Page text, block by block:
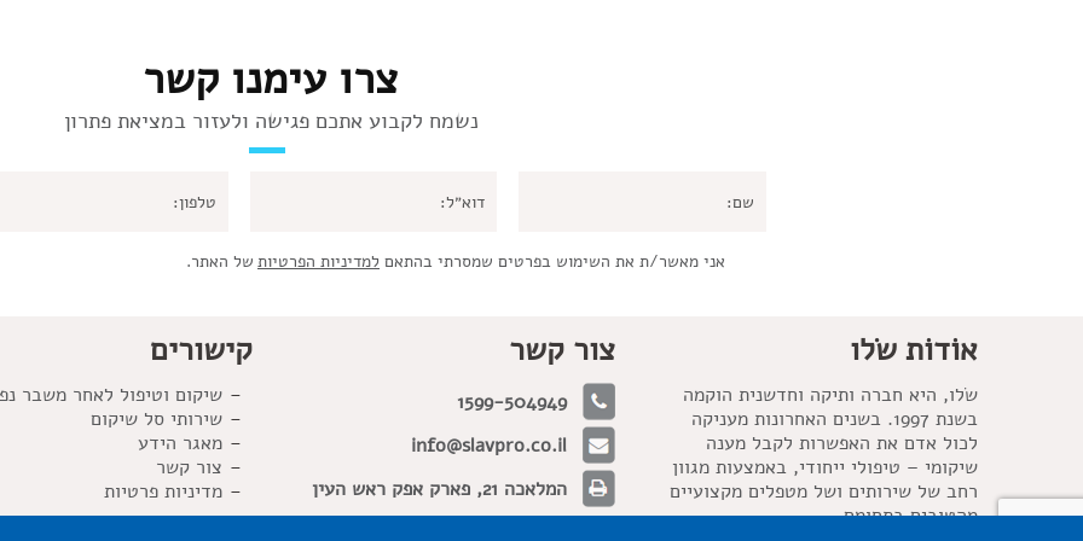
צרו עימנו קשר
נשמח לקבוע אתכם פגישה ולעזור במציאת פתרון
אני מאשר/ת את השימוש בפרטים שמסרתי בהתאם למדיניות הפרטיות של האתר.
אוֹדוֹת שׂלו
שׂלו, היא חברה ותיקה וחדשנית הוקמה
בשנת 1997. בשנים האחרונות מעניקה
לכול אדם את האפשרות לקבל מענה
שיקומי – טיפולי ייחודי, באמצעות מגוון
רחב של שירותים ושל מטפלים מקצועיים
מהטובים בתחומם.
צור קשר
1599-504949
info@slavpro.co.il
המלאכה 21, פארק אפק ראש העין
קישורים
שיקום וטיפול לאחר משבר
שירותי סל שיקום
מאגר הידע
צור קשר
מדיניות פרטיות